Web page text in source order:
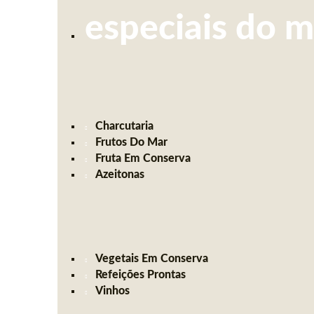
especiais do
Charcutaria
Frutos Do Mar
Fruta Em Conserva
Azeitonas
Vegetais Em Conserva
Refeições Prontas
Vinhos